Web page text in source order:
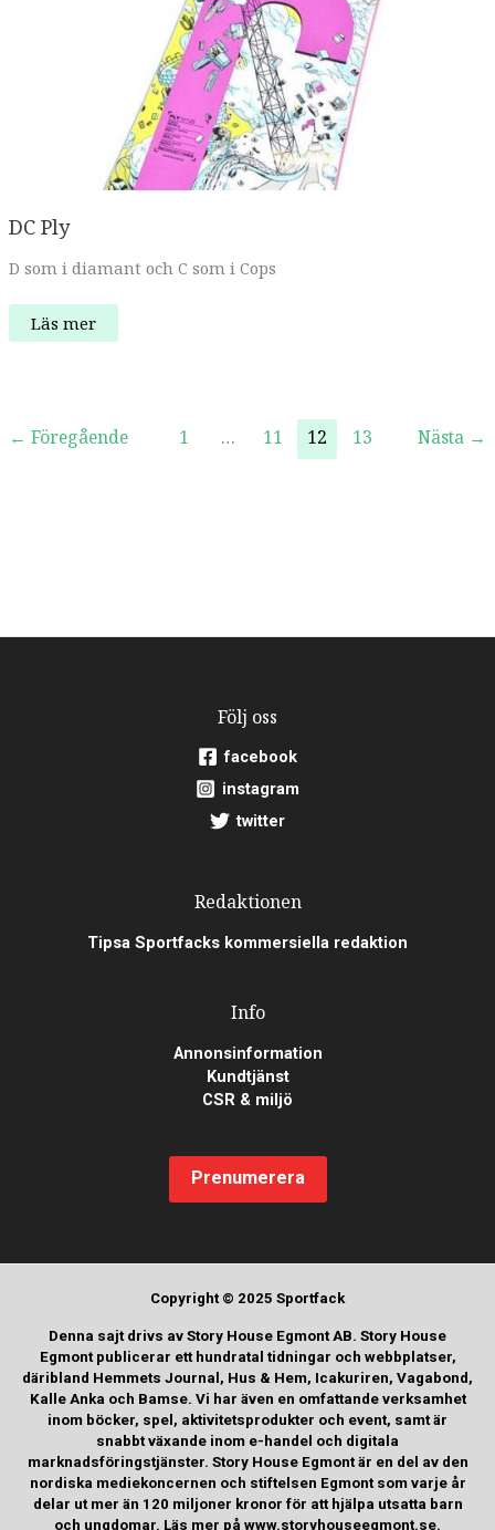
DC Ply
D som i diamant och C som i Cops
DC
Ply
Läs mer
← Föregående 1 … 11 12 13 Nästa →
Följ oss
facebook
instagram
twitter
Redaktionen
Tipsa Sportfacks kommersiella redaktion
Info
Annonsinformation
Kundtjänst
CSR & miljö
Prenumerera
Copyright © 2025 Sportfack
Denna sajt drivs av Story House Egmont AB. Story House
Egmont publicerar ett hundratal tidningar och webbplatser,
däribland Hemmets Journal, Hus & Hem, Icakuriren, Vagabond,
Kalle Anka och Bamse. Vi har även en omfattande verksamhet
inom böcker, spel, aktivitetsprodukter och event, samt är
snabbt växande inom e-handel och digitala
marknadsföringstjänster. Story House Egmont är en del av den
nordiska mediekoncernen och stiftelsen Egmont som varje år
delar ut mer än 120 miljoner kronor för att hjälpa utsatta barn
och ungdomar. Läs mer på www.storyhouseegmont.se.